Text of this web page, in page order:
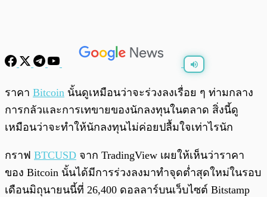
0:00
ราคา Bitcoin นั้นดูเหมือนว่าจะร่วงลงเรื่อย ๆ ท่ามกลาง
การกลัวและการเทขายของนักลงทุนในตลาด สิ่งนี้ดู
เหมือนว่าจะทำให้นักลงทุนไม่ค่อยปลื้มใจเท่าไรนัก
กราฟ BTCUSD จาก TradingView เผยให้เห็นว่าราคา
ของ Bitcoin นั้นได้มีการร่วงลงมาทำจุดต่ำสุดใหม่ในรอบ
เดือนมิถุนายนนี้ที่ 26,400 ดอลลาร์บนเว็บไซต์ Bitstamp